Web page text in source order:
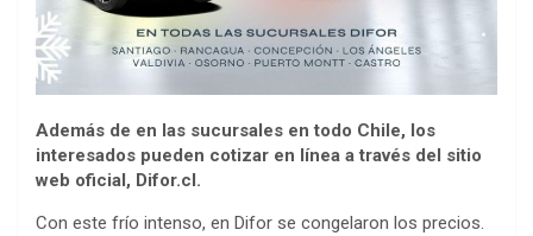
Además de en las sucursales en todo Chile, los
interesados pueden cotizar en línea a través del sitio
web oficial, Difor.cl.
Con este frío intenso, en Difor se congelaron los precios.